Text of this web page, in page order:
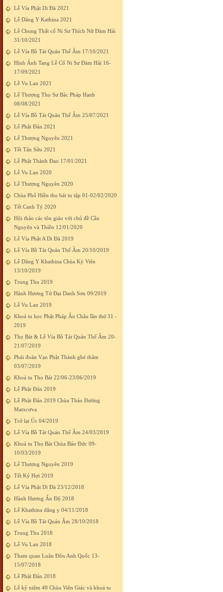
Lễ Vía Phật Di Đà 2021
Lễ Dâng Y Kathina 2021
Lễ Chung Thất cố Ni Sư Thích Nữ Đàm Hải
31/10/2021
Lễ Vía Bồ Tát Quán Thế Âm 17/10/2021
Hình Ảnh Tang Lễ Cố Ni Sư Đàm Hải 16-
17/09/2021
Lễ Vu Lan 2021
Lễ Thượng Thọ Sư Bác Pháp Hạnh
08/08/2021
Lễ Vía Bồ Tát Quán Thế Âm 25/07/2021
Lễ Phật Đản 2021
Lễ Thượng Nguyên 2021
Tết Tân Sửu 2021
Lễ Phật Thành Đạo 17/01/2021
Lễ Vu Lan 2020
Lễ Thượng Nguyên 2020
Chùa Phổ Hiền thọ bát tu tập 01-02/02/2020
Tết Canh Tý 2020
Hội thảo các tôn giáo với chủ đề Cầu
Nguyện và Thiền 12/01/2020
Lễ Vía Phật A Di Đà 2019
Lễ Vía Bồ Tát Quán Thế Âm 20/10/2019
Lễ Dâng Y Khathina Chùa Kỳ Viên
13/10/2019
Trung Thu 2019
Hành Hương Tứ Đại Danh Sơn 09/2019
Lễ Vu Lan 2019
Khoá tu học Phật Pháp Âu Châu lần thứ 31 -
2019
Thọ Bát & Lễ Vía Bồ Tát Quán Thế Âm 20-
21/07/2019
Phái đoàn Vạn Phật Thành ghé thăm
03/07/2019
Khoá tu Thọ Bát 22/06-23/06/2019
Lễ Phật Đản 2019
Lễ Phật Đản 2019 Chùa Thảo Đường
Matxcơva
Trở lại Úc 04/2019
Lễ Vía Bồ Tát Quán Thế Âm 24/03/2019
Khoá tu Thọ Bát Chùa Bảo Đức 09-
10/03/2019
Lễ Thượng Nguyên 2019
Tết Kỷ Hợi 2019
Lễ Vía Phật Di Đà 23/12/2018
Hành Hương Ấn Độ 2018
Lễ Khathina dâng y 04/11/2018
Lễ Vía Bồ Tát Quán Âm 28/10/2018
Trung Thu 2018
Lễ Vu Lan 2018
Tham quan Luân Đôn Anh Quốc 13-
15/07/2018
Lễ Phật Đản 2018
Lễ kỷ niệm 40 Chùa Viên Giác và khoá tu